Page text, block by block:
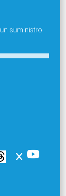
suministro